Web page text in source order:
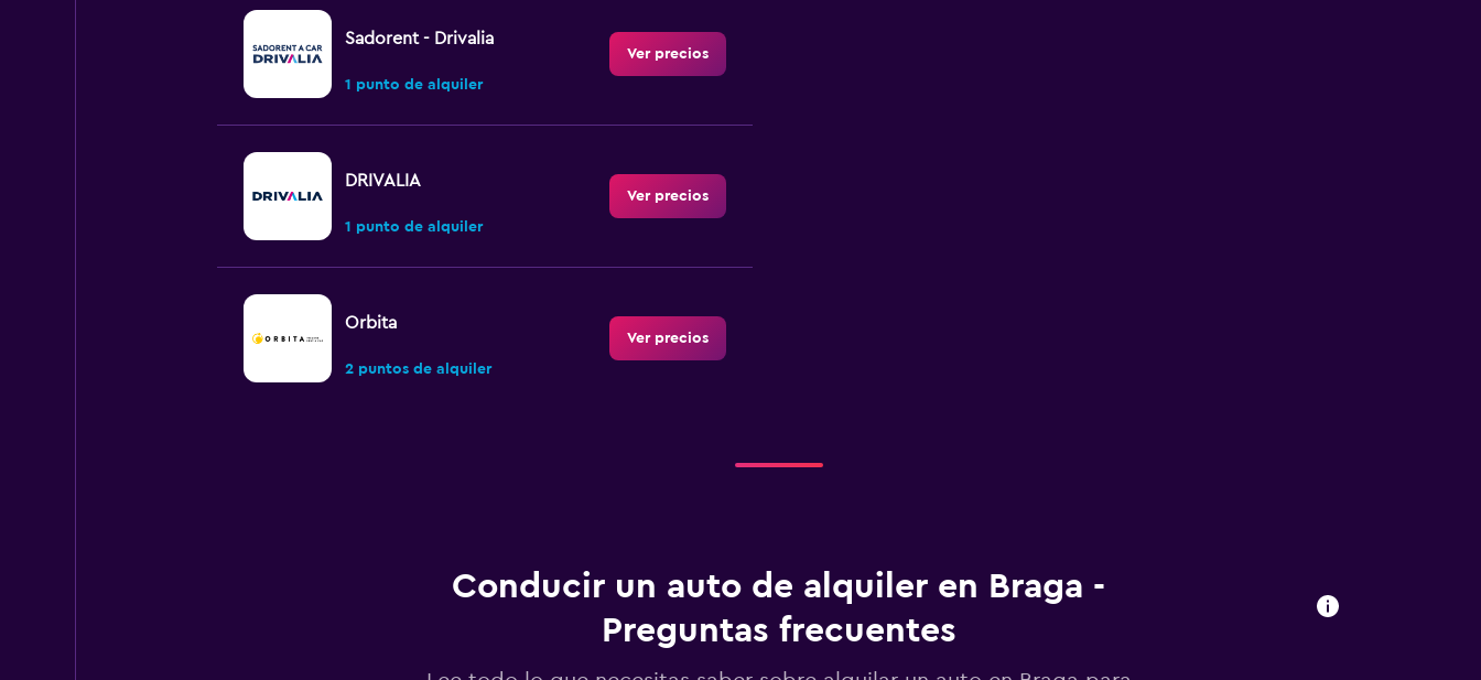
Sadorent - Drivalia
1 punto de alquiler
Ver precios
DRIVALIA
1 punto de alquiler
Ver precios
Orbita
2 puntos de alquiler
Ver precios
Ver precios
Conducir un auto de alquiler en Braga -
Preguntas frecuentes